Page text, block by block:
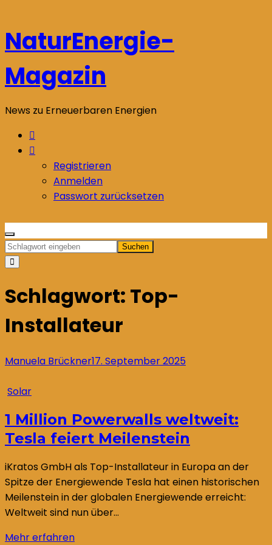
springen
NaturEnergie-
Magazin
News zu Erneuerbaren Energien
Registrieren
Anmelden
Passwort zurücksetzen
Schlagwort: Top-
Installateur
Manuela Brückner17. September 2025
Solar
1 Million Powerwalls weltweit:
Tesla feiert Meilenstein
iKratos GmbH als Top-Installateur in Europa an der
Spitze der Energiewende Tesla hat einen historischen
Meilenstein in der globalen Energiewende erreicht:
Weltweit sind nun über…
Mehr erfahren